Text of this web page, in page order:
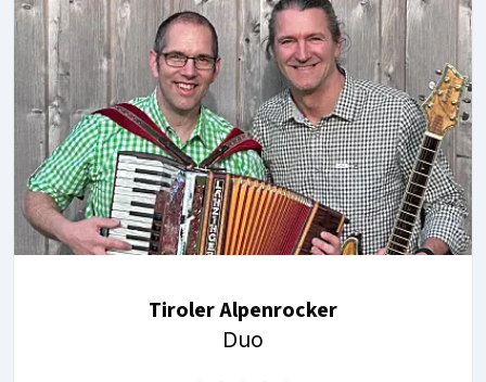
Tiroler Alpenrocker
Duo